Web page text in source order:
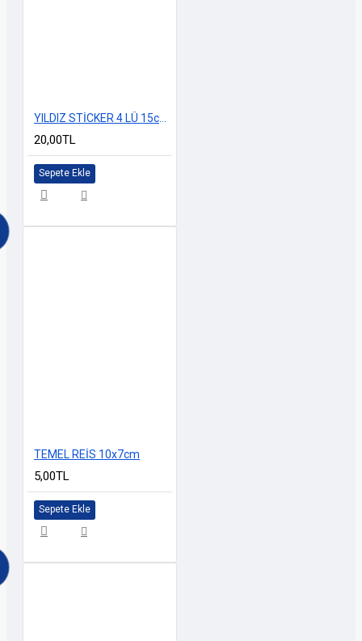
20,00TL
Sepete Ekle
TEMEL REİS 10x7cm
5,00TL
Sepete Ekle